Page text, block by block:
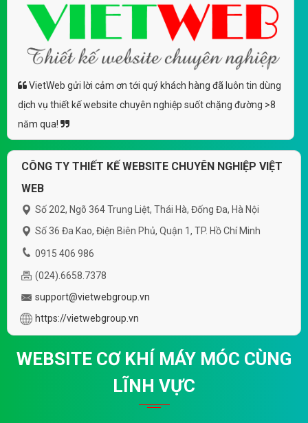
VietWeb gửi lời cảm ơn tới quý khách hàng đã luôn tin dùng
dịch vụ thiết kế website chuyên nghiệp suốt chặng đường >8
năm qua!
CÔNG TY THIẾT KẾ WEBSITE CHUYÊN NGHIỆP VIỆT
WEB
Số 202, Ngõ 364 Trung Liệt, Thái Hà, Đống Đa, Hà Nội
Số 36 Đa Kao, Điện Biên Phủ, Quận 1, TP. Hồ Chí Minh
0915 406 986
(024).6658.7378
support@vietwebgroup.vn
https://vietwebgroup.vn
WEBSITE CƠ KHÍ MÁY MÓC CÙNG
LĨNH VỰC